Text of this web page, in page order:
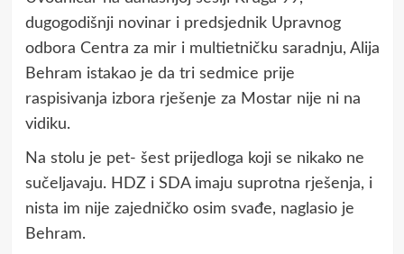
dugogodišnji novinar i predsjednik Upravnog
odbora Centra za mir i multietničku saradnju, Alija
Behram istakao je da tri sedmice prije
raspisivanja izbora rješenje za Mostar nije ni na
vidiku.
Na stolu je pet- šest prijedloga koji se nikako ne
sučeljavaju. HDZ i SDA imaju suprotna rješenja, i
nista im nije zajedničko osim svađe, naglasio je
Behram.